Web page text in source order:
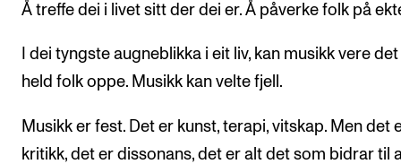
Å treffe dei i livet sitt der dei er. Å påverke folk på
I dei tyngste augneblikka i eit liv, kan musikk vere
held folk oppe. Musikk kan velte fjell.
Musikk er fest. Det er kunst, terapi, vitskap. Men det
kritikk, det er dissonans, det er alt det som bidrar til